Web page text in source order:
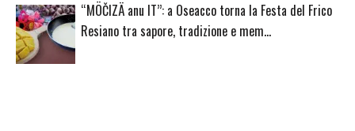
“MÖČIZÄ anu IT”: a Oseacco torna la Festa del Frico
Resiano tra sapore, tradizione e mem…